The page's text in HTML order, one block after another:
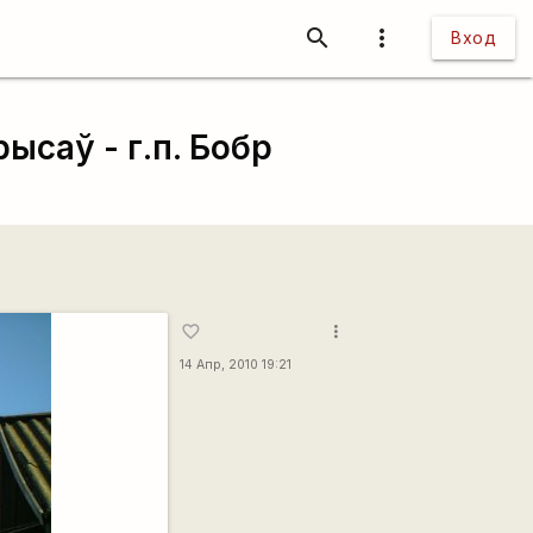
more_vert Вход
search
- г.п. Бобр
favorite_border
14 Апр, 2010 19:21
more_vert